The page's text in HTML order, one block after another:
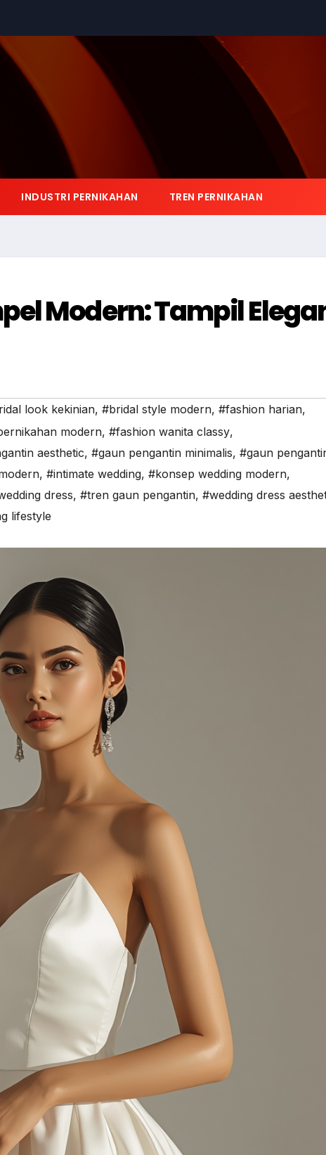
INDUSTRI PERNIKAHAN TREN PERNIKAHAN
Modern: Tampil
look kekinian, #bridal style modern, #fashion harian,
modern, #fashion wanita classy,
aesthetic, #gaun pengantin minimalis, #gaun
, #intimate wedding, #konsep wedding modern,
dress, #tren gaun pengantin, #wedding dress
lifestyle